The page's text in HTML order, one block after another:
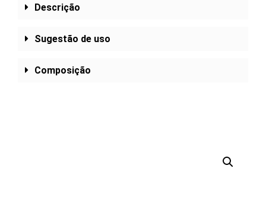
Descrição
Sugestão de uso
Composição